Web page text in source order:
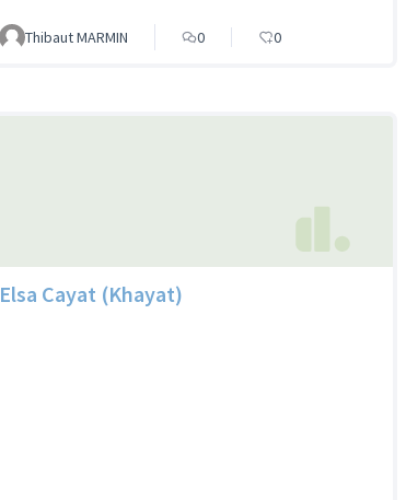
Thibaut MARMIN 0 0
Elsa Cayat (Khayat)